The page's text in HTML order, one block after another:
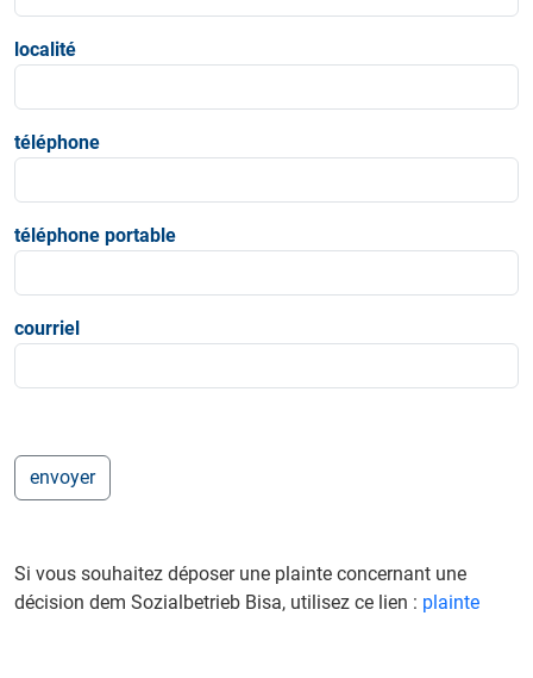
localité
téléphone
téléphone portable
courriel
Si vous souhaitez déposer une plainte concernant une
décision dem Sozialbetrieb Bisa, utilisez ce lien : plainte